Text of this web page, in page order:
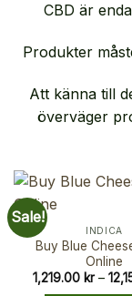
CBD är
Produkter
Att känna till
överväger
Sale!
INDICA
Buy Blue
Online
1,219.00 kr –